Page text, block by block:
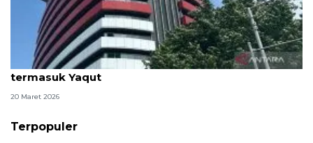
KPK fasilitasi 67 tahanan untuk salat Idul Fitri,
termasuk Yaqut
20 Maret 2026
Terpopuler